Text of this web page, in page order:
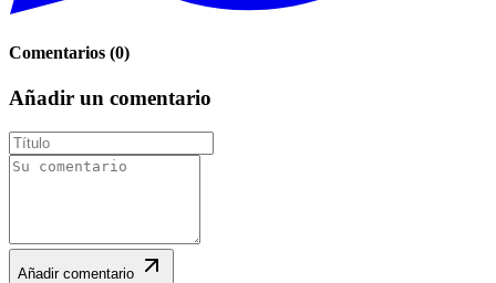
Comentarios (0)
Añadir un comentario
Añadir comentario